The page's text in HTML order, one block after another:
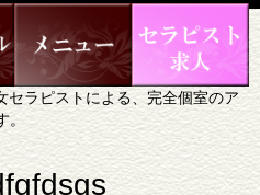
セラピストによる、完全個室のア
。